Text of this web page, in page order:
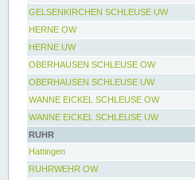
GELSENKIRCHEN SCHLEUSE UW
HERNE OW
HERNE UW
OBERHAUSEN SCHLEUSE OW
OBERHAUSEN SCHLEUSE UW
WANNE EICKEL SCHLEUSE OW
WANNE EICKEL SCHLEUSE UW
RUHR
Hattingen
RUHRWEHR OW